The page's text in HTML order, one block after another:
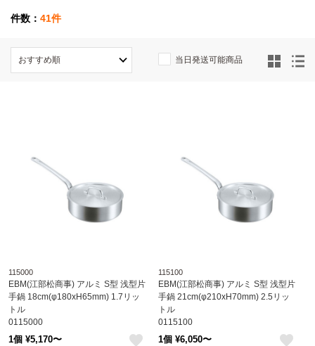
件数： 41件
当日発送可能商品
115000
EBM(江部松商事) アルミ S型 浅型片
手鍋 18cm(φ180xH65mm) 1.7リッ
トル
0115000
1個 ¥5,170〜
115100
EBM(江部松商事) アルミ S型 浅型片
手鍋 21cm(φ210xH70mm) 2.5リッ
トル
0115100
1個 ¥6,050〜